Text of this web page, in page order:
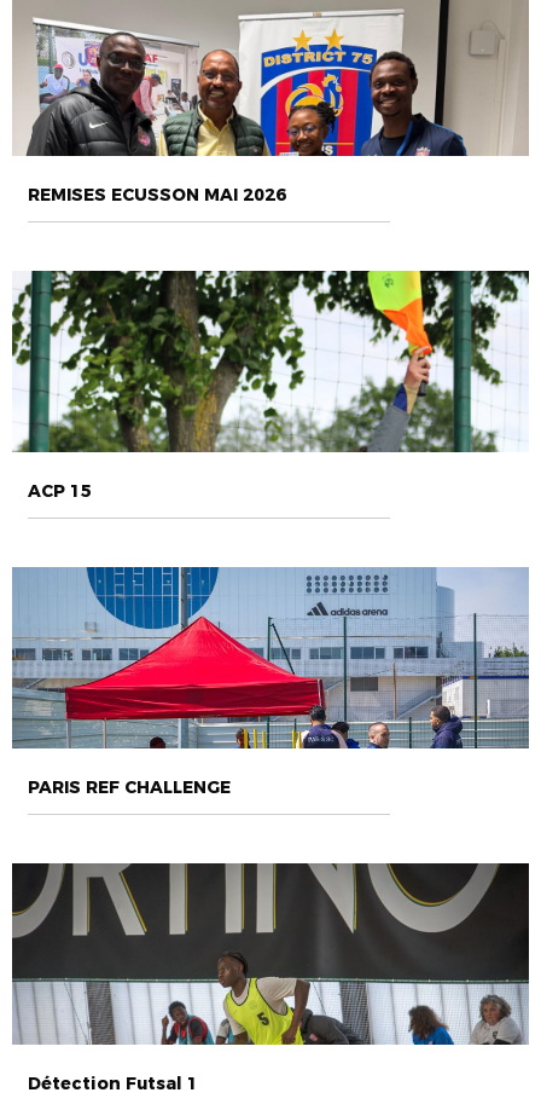
REMISES ECUSSON MAI 2026
ACP 15
PARIS REF CHALLENGE
Détection Futsal 1